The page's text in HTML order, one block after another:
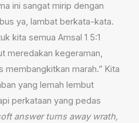
ini sangat mirip dengan
ya, lambat berkata-kata.
kita semua Amsal 1 5:1
meredakan kegeraman,
marah.” Kita
yang lemah lembut
perkataan yang pedas
answer turns away wrath,